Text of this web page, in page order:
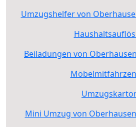
Umzugshelfer von
Beiladungen von
Mini Umzug von